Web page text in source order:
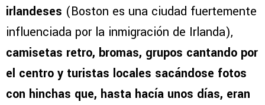
irlandeses (Boston es una ciudad fuertemente
influenciada por la inmigración de Irlanda),
camisetas retro, bromas, grupos cantando por
el centro y turistas locales sacándose fotos
con hinchas que, hasta hacía unos días, eran